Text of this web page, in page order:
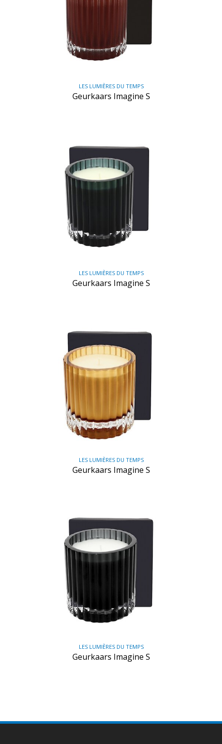
LES LUMIÈRES DU TEMPS
Geurkaars Imagine S
LES LUMIÈRES DU TEMPS
Geurkaars Imagine S
LES LUMIÈRES DU TEMPS
Geurkaars Imagine S
LES LUMIÈRES DU TEMPS
Geurkaars Imagine S